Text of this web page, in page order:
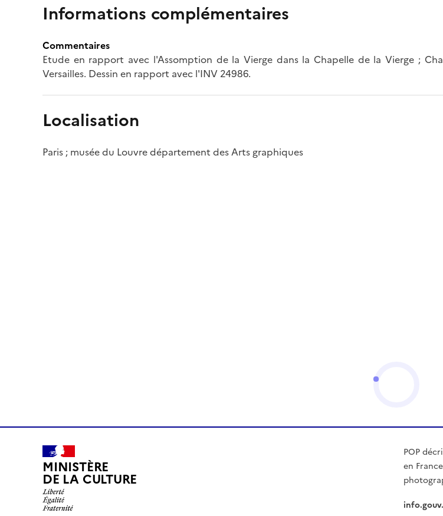
Informations complémentaires
Commentaires
Etude en rapport avec l'Assomption de la Vierge dans la Chapelle de la Vierge ;
Versailles. Dessin en rapport avec l'INV 24986.
Localisation
Paris ; musée du Louvre département des Arts graphiques
MINISTÈRE
DE LA CULTURE
POP
en